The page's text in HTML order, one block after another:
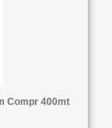
Compr 400mt